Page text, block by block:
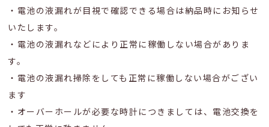
・電池の液漏れが目視で確認できる場合は納品時にお知らせ
いたします。
・電池の液漏れなどにより正常に稼働しない場合がありま
す。
・電池の液漏れ掃除をしても正常に稼働しない場合がござい
ます
・オーバーホールが必要な時計につきましては、電池交換を